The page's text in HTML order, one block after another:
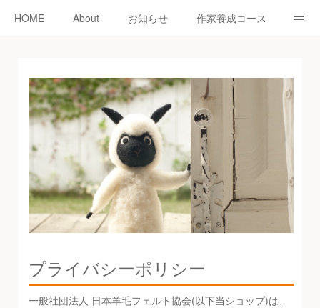
HOME About お知らせ 作家養成コース
認定作家紹介 コラム お問い合わせ
プライバシーポリシー
一般社団法人 日本羊毛フェルト協会(以下当ショップ)は、